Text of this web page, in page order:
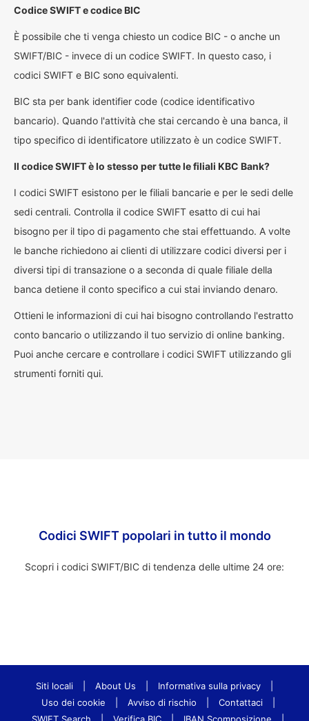
Codice SWIFT e codice BIC
È possibile che ti venga chiesto un codice BIC - o anche un
SWIFT/BIC - invece di un codice SWIFT. In questo caso, i
codici SWIFT e BIC sono equivalenti.
BIC sta per bank identifier code (codice identificativo
bancario). Quando l'attività che stai cercando è una banca, il
tipo specifico di identificatore utilizzato è un codice SWIFT.
Il codice SWIFT è lo stesso per tutte le filiali KBC Bank?
I codici SWIFT esistono per le filiali bancarie e per le sedi delle
sedi centrali. Controlla il codice SWIFT esatto di cui hai
bisogno per il tipo di pagamento che stai effettuando. A volte
le banche richiedono ai clienti di utilizzare codici diversi per i
diversi tipi di transazione o a seconda di quale filiale della
banca detiene il conto specifico a cui stai inviando denaro.
Ottieni le informazioni di cui hai bisogno controllando l'estratto
conto bancario o utilizzando il tuo servizio di online banking.
Puoi anche cercare e controllare i codici SWIFT utilizzando gli
strumenti forniti qui.
Codici SWIFT popolari in tutto il mondo
Scopri i codici SWIFT/BIC di tendenza delle ultime 24 ore:
Siti locali About Us Informativa sulla privacy
Uso dei cookie
Avviso di rischio Contattaci